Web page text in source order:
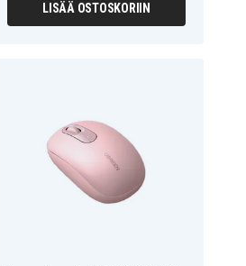
LISÄÄ OSTOSKORIIN